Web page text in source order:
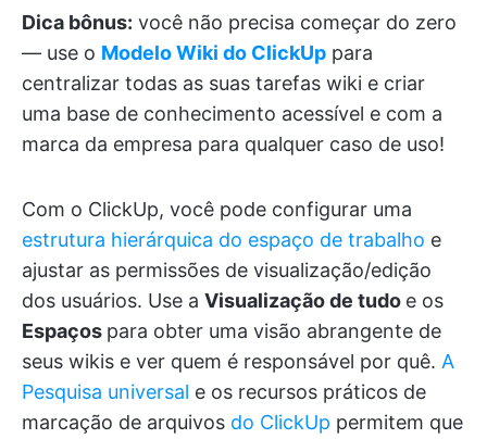
Dica bônus: você não precisa começar do zero
— use o Modelo Wiki do ClickUp para
centralizar todas as suas tarefas wiki e criar
uma base de conhecimento acessível e com a
marca da empresa para qualquer caso de uso!
Com o ClickUp, você pode configurar uma
estrutura hierárquica do espaço de trabalho e
ajustar as permissões de visualização/edição
dos usuários. Use a Visualização de tudo e os
Espaços para obter uma visão abrangente de
seus wikis e ver quem é responsável por quê. A
Pesquisa universal e os recursos práticos de
marcação de arquivos do ClickUp permitem que